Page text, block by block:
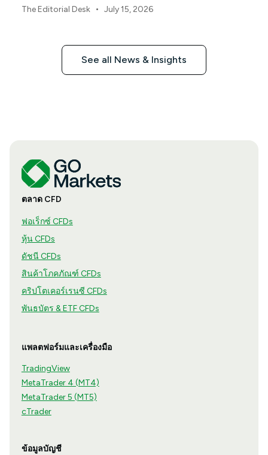
The Editorial Desk • July 15, 2026
See all News & Insights
ตลาด CFD
ฟอเร็กซ์ CFDs
หุ้น CFDs
ดัชนี CFDs
สินค้าโภคภัณฑ์ CFDs
คริปโตเคอร์เรนซี CFDs
พันธบัตร & ETF CFDs
แพลตฟอร์มและเครื่องมือ
TradingView
MetaTrader 4 (MT4)
MetaTrader 5 (MT5)
cTrader
ข้อมูลบัญชี